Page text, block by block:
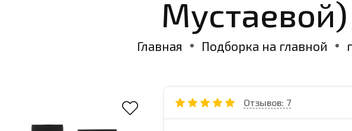
Мустаевой)
Главная Подборка на главной
Отзывов: 7